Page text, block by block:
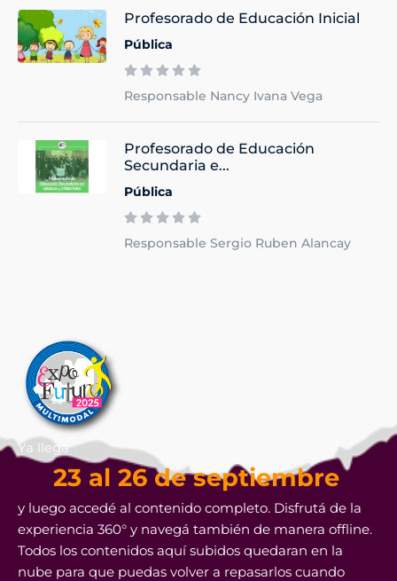
Profesorado de Educación Inicial
Pública
Responsable Nancy Ivana Vega
Profesorado de Educación
Secundaria e...
Pública
Responsable Sergio Ruben Alancay
Ya llega
23 al 26 de septiembre
y luego accedé al contenido completo. Disfrutá de la
experiencia 360° y navegá también de manera offline.
Todos los contenidos aquí subidos quedaran en la
nube para que puedas volver a repasarlos cuando